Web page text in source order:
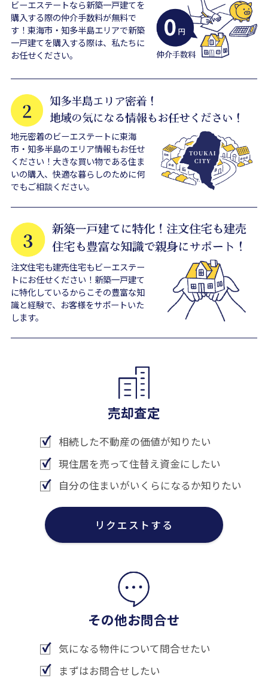
ビーエステートなら新築一戸建てを
購入する際の仲介手数料が無料で
す！東海市・知多半島エリアで新築
一戸建てを購入する際は、私たちに
お任せください。
地元密着のビーエステートに東海
市・知多半島のエリア情報もお任せ
ください！大きな買い物である住ま
いの購入、快適な暮らしのために何
でもご相談ください。
注文住宅も建売住宅もビーエステー
トにお任せください！新築一戸建て
に特化しているからこその豊富な知
識と経験で、お客様をサポートいた
します。
売却査定
相続した不動産の価値が知りたい
現住居を売って住替え資金にしたい
自分の住まいがいくらになるか知りたい
リクエストする
その他お問合せ
気になる物件について問合せたい
まずはお問合せしたい